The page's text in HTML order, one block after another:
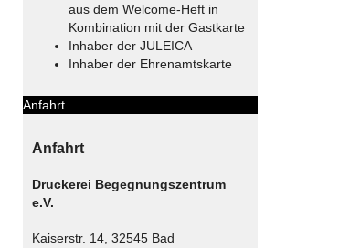
aus dem Welcome-Heft in
Kombination mit der Gastkarte
Inhaber der JULEICA
Inhaber der Ehrenamtskarte
Anfahrt
Anfahrt
Druckerei Begegnungszentrum
e.V.
Kaiserstr. 14, 32545 Bad